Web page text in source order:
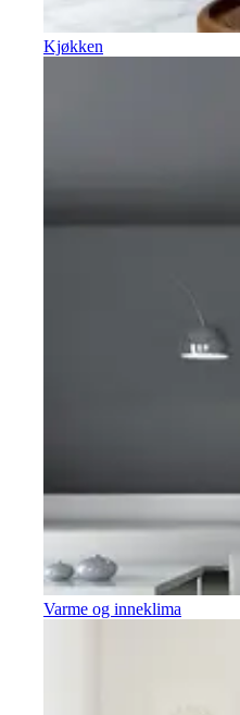
Kjøkken
Varme og inneklima